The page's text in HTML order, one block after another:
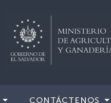
CONTÁCTENOS